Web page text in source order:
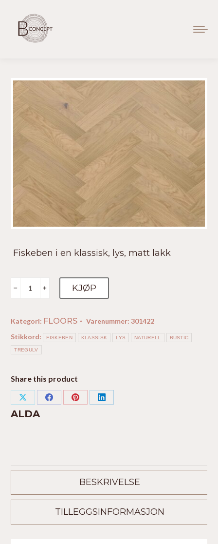
ALDA
Fiskeben i en klassisk, lys, matt lakk
Alda
﹣ ﹢ KJØP
Kategori: FLOORS Varenummer:301422
Stikkord:
FISKEBEN KLASSISK LYS NATURELL RUSTIC
TREGULV
Share this product
Share
on
Share Share Share
BESKRIVELSE
TILLEGGSINFORMASJON